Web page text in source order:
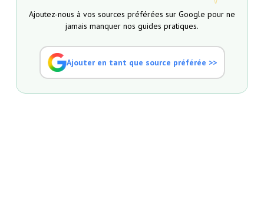
Ajoutez-nous à vos sources préférées sur Google pour ne
jamais manquer nos guides pratiques.
Ajouter en tant que source préférée >>